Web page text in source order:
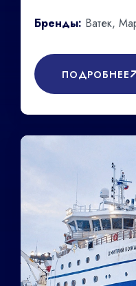
Бренды: Ватек,
ПОДРОБНЕЕ